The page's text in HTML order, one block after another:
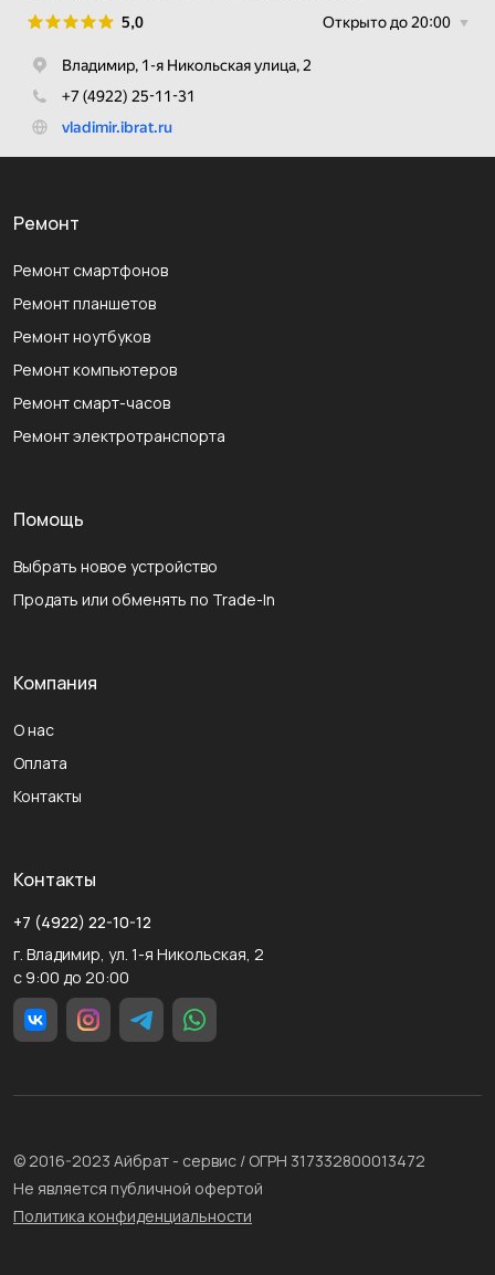
Ремонт
Ремонт смартфонов
Ремонт планшетов
Ремонт ноутбуков
Ремонт компьютеров
Ремонт смарт-часов
Ремонт электротранспорта
Помощь
Выбрать новое устройство
Продать или обменять по Trade-In
Компания
О нас
Оплата
Контакты
Контакты
+7 (4922) 22-10-12
г. Владимир, ул. 1-я Никольская, 2
с 9:00 до 20:00
© 2016-2023 Айбрат - сервис / ОГРН 317332800013472
Не является публичной офертой
Политика конфиденциальности